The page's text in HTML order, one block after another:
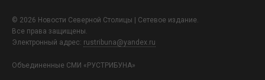
© 2026 Новости Северной Столицы | Сетевое издание.
Все права защищены.
Электронный адрес: rustribuna@yandex.ru
Объединенные СМИ «РУСТРИБУНА»